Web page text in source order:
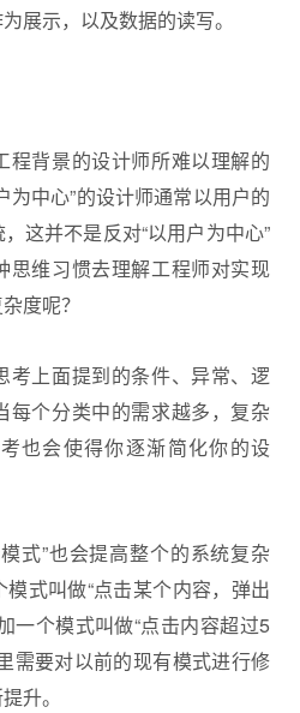
展示，以及数据的读写。
程背景的设计师所难以理解的
为中心”的设计师通常以用户的
这并不是反对“以用户为中心”
思维习惯去理解工程师对实现
度呢？
考上面提到的条件、异常、逻
每个分类中的需求越多，复杂
也会使得你逐渐简化你的设
式”也会提高整个的系统复杂
式叫做“点击某个内容，弹出
一个模式叫做“点击内容超过5
需要对以前的现有模式进行修
升。